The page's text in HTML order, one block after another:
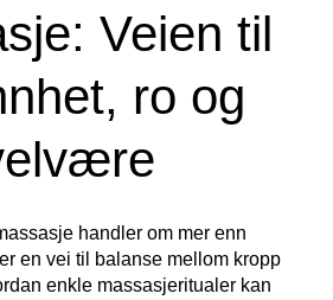
Veien til
ro og
handler om mer enn
en vei til balanse mellom kropp
enkle massasjeritualer kan